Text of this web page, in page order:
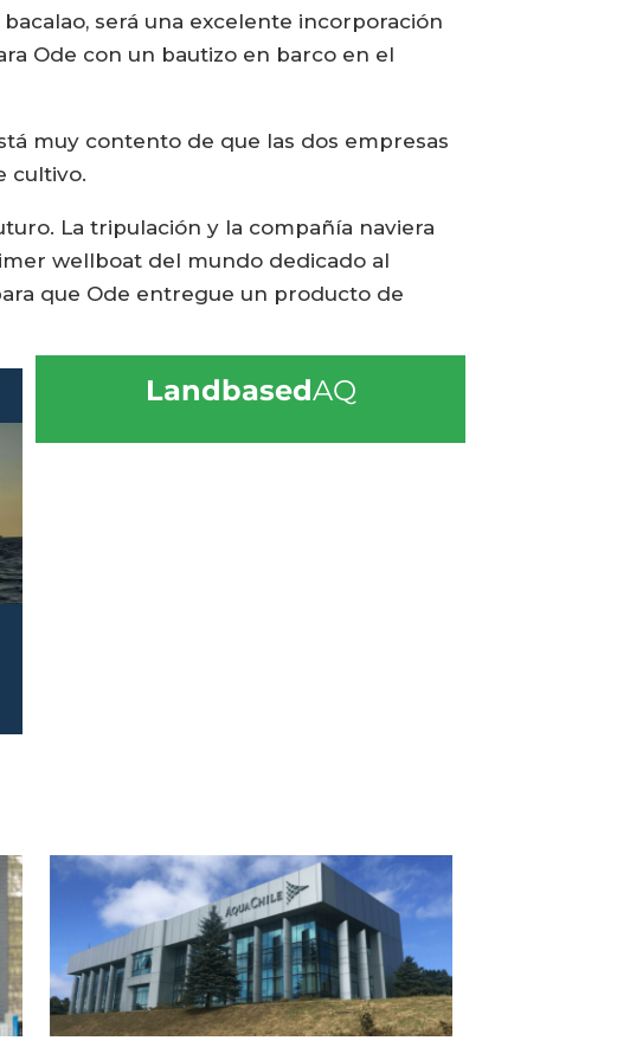
será una excelente incorporación
Ode con un bautizo en barco en el
muy contento de que las dos empresas
cultivo.
La tripulación y la compañía naviera
wellboat del mundo dedicado al
que Ode entregue un producto de
LandbasedAQ